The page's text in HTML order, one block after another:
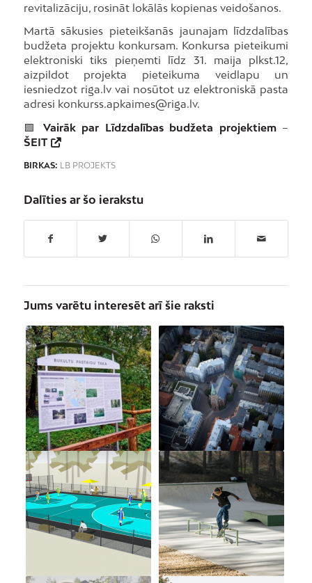
revitalizāciju, rosināt lokālās kopienas veidošanos.
Martā sākusies pieteikšanās jaunajam līdzdalības
budžeta projektu konkursam. Konkursa pieteikumi
elektroniski tiks pieņemti līdz 31. maija plkst.12,
aizpildot projekta pieteikuma veidlapu un
iesniedzot riga.lv vai nosūtot uz elektroniskā pasta
adresi konkurss.apkaimes@riga.lv.
🟩 Vairāk par Līdzdalības budžeta projektiem–
ŠEIT
BIRKAS: LB PROJEKTS
Dalīties ar šo ierakstu
Jums varētu interesēt arī šie raksti